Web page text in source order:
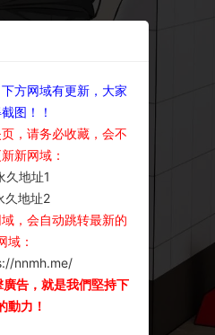
方网域有更新，大家
图！！
，请务必收藏，会不
新网域：
久地址1
久地址2
，会自动跳转最新的
域：
nnmh.me/
告，就是我們堅持下
動力！